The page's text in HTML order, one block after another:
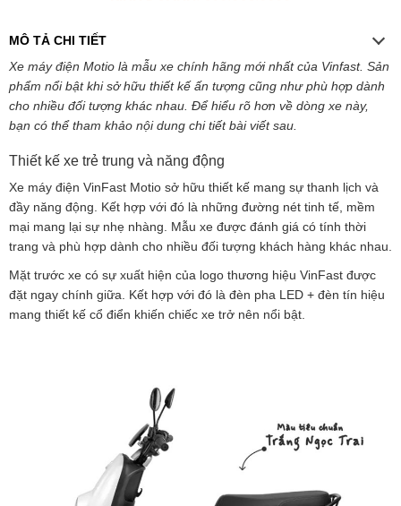
MÔ TẢ CHI TIẾT
Xe máy điện Motio là mẫu xe chính hãng mới nhất của Vinfast. Sản
phẩm nổi bật khi sở hữu thiết kế ấn tượng cũng như phù hợp dành
cho nhiều đối tượng khác nhau. Để hiểu rõ hơn về dòng xe này,
bạn có thể tham khảo nội dung chi tiết bài viết sau.
Thiết kế xe trẻ trung và năng động
Xe máy điện VinFast Motio sở hữu thiết kế mang sự thanh lịch và
đầy năng động. Kết hợp với đó là những đường nét tinh tế, mềm
mại mang lại sự nhẹ nhàng. Mẫu xe được đánh giá có tính thời
trang và phù hợp dành cho nhiều đối tượng khách hàng khác nhau.
Mặt trước xe có sự xuất hiện của logo thương hiệu VinFast được
đặt ngay chính giữa. Kết hợp với đó là đèn pha LED + đèn tín hiệu
mang thiết kế cổ điển khiến chiếc xe trở nên nổi bật.